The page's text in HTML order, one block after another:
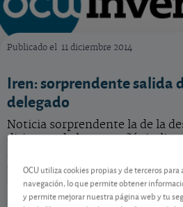
Publicado el 11 diciembre 2014
Iren: sorprendente salida
delegado
Noticia sorprendente la de la
dirigente de la compañía
consejo?
Iren
OCU utiliza cookies propias y de terceros
navegación, lo que permite obtener
y permite mejorar nuestra página web y tu